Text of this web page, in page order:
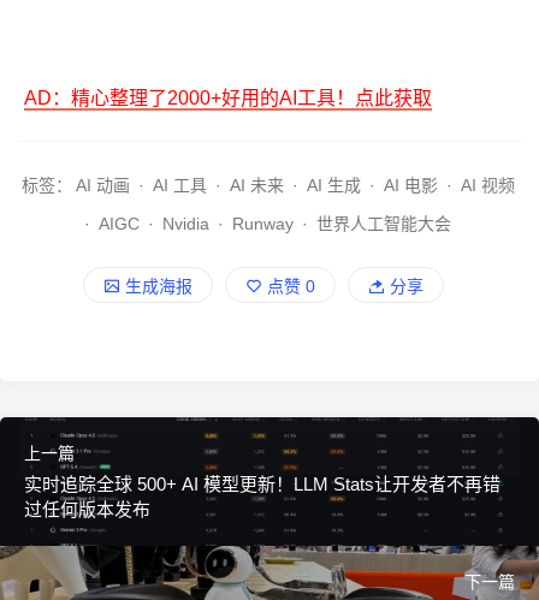
AD：精心整理了2000+好用的AI工具！点此获取
标签： AI 动画 · AI 工具 · AI 未来 · AI 生成 · AI 电影 · AI 视频
· AIGC · Nvidia · Runway · 世界人工智能大会
生成海报 点赞 0 分享
上一篇
实时追踪全球 500+ AI 模型更新！LLM Stats让开发者不再错
过任何版本发布
下一篇